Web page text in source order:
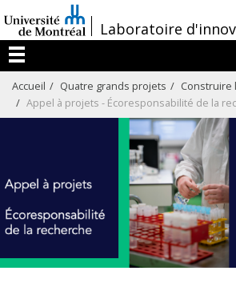
au
contenu
/Laboratoire
Menu
Accueil Quatre grands projets
Construire
Appel à projets - Écoresponsabilité de la